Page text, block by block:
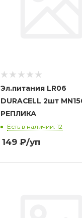
Эл.питания LR06
DURACELL 2шт
РЕПЛИКА
Есть в наличии: 12
149 ₽/уп